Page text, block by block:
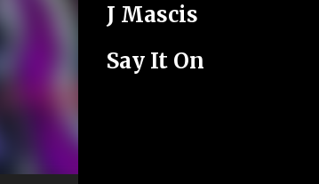
J Mascis
Say It On